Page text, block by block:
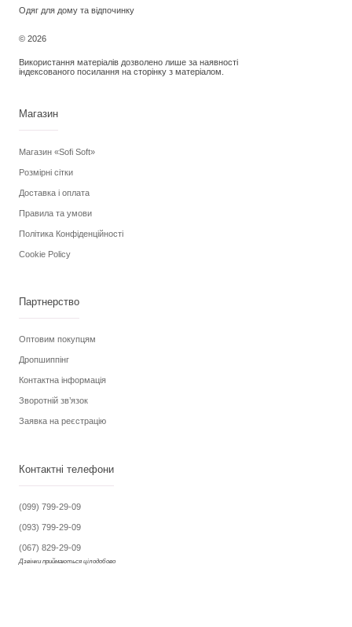
Одяг для дому та відпочинку
© 2026
Використання матеріалів дозволено лише за наявності
індексованого посилання на сторінку з матеріалом.
Магазин
Магазин «Sofi Soft»
Розмірні сітки
Доставка і оплата
Правила та умови
Політика Конфіденційності
Cookie Policy
Партнерство
Оптовим покупцям
Дропшиппінг
Контактна інформація
Зворотній зв’язок
Заявка на реєстрацію
Контактні телефони
(099) 799-29-09
(093) 799-29-09
(067) 829-29-09
Дзвінки приймаються цілодобово